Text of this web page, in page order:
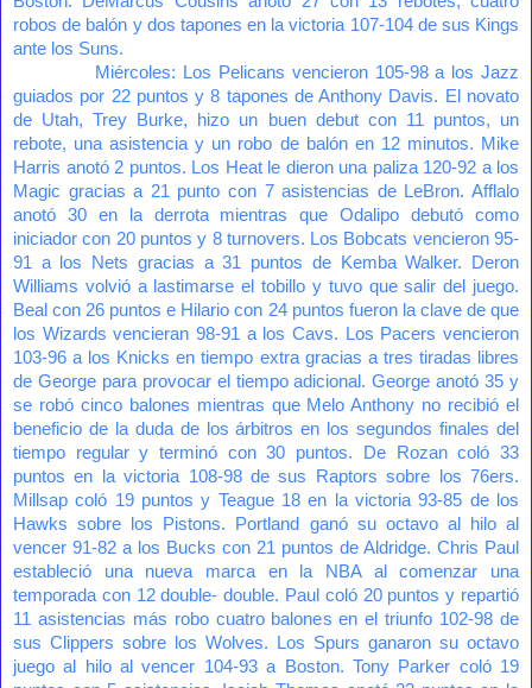
robos de balón y dos tapones en la victoria 107-104 de sus Kings
ante los Suns.
Miércoles: Los Pelicans vencieron 105-98 a los Jazz
guiados por 22 puntos y 8 tapones de Anthony Davis. El novato
de Utah, Trey Burke, hizo un buen debut con 11 puntos, un
rebote, una asistencia y un robo de balón en 12 minutos. Mike
Harris anotó 2 puntos. Los Heat le dieron una paliza 120-92 a los
Magic gracias a 21 punto con 7 asistencias de LeBron. Afflalo
anotó 30 en la derrota mientras que Odalipo debutó como
iniciador con 20 puntos y 8 turnovers. Los Bobcats vencieron 95-
91 a los Nets gracias a 31 puntos de Kemba Walker. Deron
Williams volvió a lastimarse el tobillo y tuvo que salir del juego.
Beal con 26 puntos e Hilario con 24 puntos fueron la clave de que
los Wizards vencieran 98-91 a los Cavs. Los Pacers vencieron
103-96 a los Knicks en tiempo extra gracias a tres tiradas libres
de George para provocar el tiempo adicional. George anotó 35 y
se robó cinco balones mientras que Melo Anthony no recibió el
beneficio de la duda de los árbitros en los segundos finales del
tiempo regular y terminó con 30 puntos. De Rozan coló 33
puntos en la victoria 108-98 de sus Raptors sobre los 76ers.
Millsap coló 19 puntos y Teague 18 en la victoria 93-85 de los
Hawks sobre los Pistons. Portland ganó su octavo al hilo al
vencer 91-82 a los Bucks con 21 puntos de Aldridge. Chris Paul
estableció una nueva marca en la NBA al comenzar una
temporada con 12 double- double. Paul coló 20 puntos y repartió
11 asistencias más robo cuatro balones en el triunfo 102-98 de
sus Clippers sobre los Wolves. Los Spurs ganaron su octavo
juego al hilo al vencer 104-93 a Boston. Tony Parker coló 19